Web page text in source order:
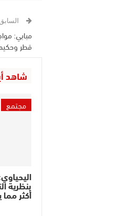
السابق
مبابي:
قطر
شاهد
مجتمع
بنظرية
أكثر